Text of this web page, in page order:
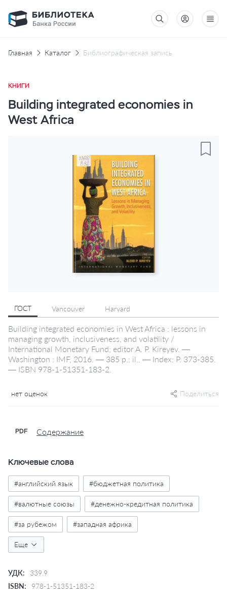
Главная Каталог Библиографическая запись
КНИГИ
Building integrated economies in
West Africa
ГОСТ Vancouver Harvard
Building integrated economies in West Africa : lessons in
managing growth, inclusiveness, and volatility /
International Monetary Fund; editor A. P. Kireyev. —
Washington : IMF, 2016. — 385 p.: il.. — Index: P. 373-385.
— ISBN 978-1-51351-183-2.
нет оценок Поделиться
PDF Содержание
Ключевые слова
#английский язык #бюджетная политика
#валютные союзы #денежно-кредитная политика
#за рубежом #западная африка
#интеграция международная
#макроэкономическая политика
Еще
УДК:
339.9
ISBN:
978-1-51351-183-2